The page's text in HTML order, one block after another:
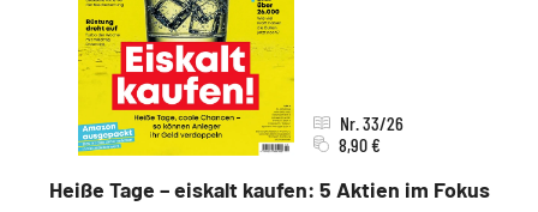
Heiße Tage – eiskalt kaufen: 5 Aktien im Fokus
Nr. 33/26
8,90 €